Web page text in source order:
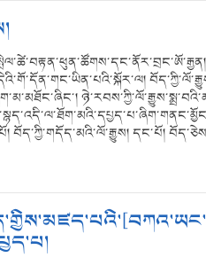
བོད་ཀྱི་གདོད་མའི་ལོ་རྒྱུས། དང་པོ།